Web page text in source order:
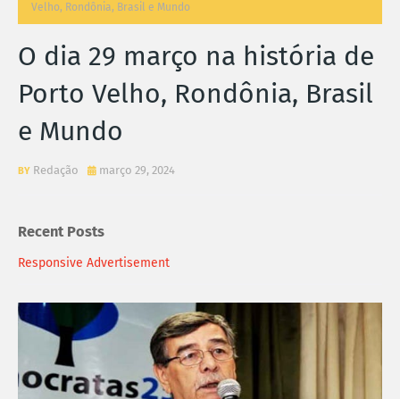
Velho, Rondônia, Brasil e Mundo
O dia 29 março na história de
Porto Velho, Rondônia, Brasil
e Mundo
Redação março 29, 2024
Recent Posts
Responsive Advertisement